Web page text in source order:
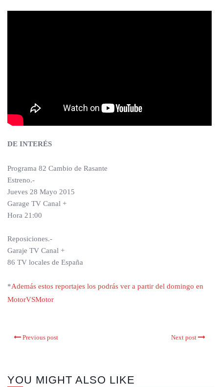
DE INTERÉS
Programa 82 Cambio de Rasante
Estreno.-
Jueves 28 Mayo 2015
Garage TV Canal +
Hora 21:00
Reposiciones.-
Garaje TV Canal +
86 TV locales de España
*Además estos reportajes los podrás ver a partir del domingo en
MotorVSMotor
Previous post Next post
YOU MIGHT ALSO LIKE